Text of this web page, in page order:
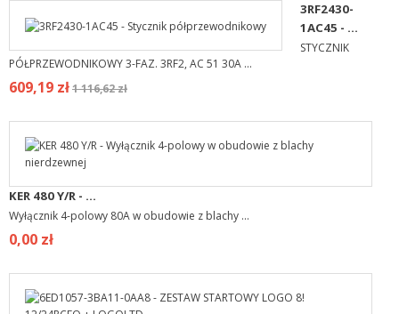
3RF2430-
1AC45 - ...
STYCZNIK
PÓŁPRZEWODNIKOWY 3-FAZ. 3RF2, AC 51 30A ...
609,19 zł1 116,62 zł
KER 480 Y/R - ...
Wyłącznik 4-polowy 80A w obudowie z blachy ...
0,00 zł